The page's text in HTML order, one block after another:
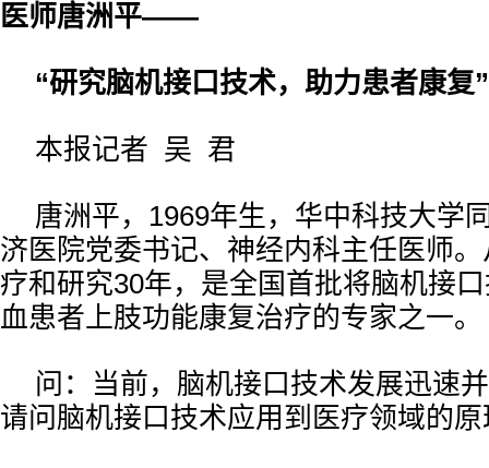
医师唐洲平——
“研究脑机接口技术，助力患者康复”
本报记者 吴 君
唐洲平，1969年生，华中科技大学
济医院党委书记、神经内科主任医师
疗和研究30年，是全国首批将脑机接
血患者上肢功能康复治疗的专家之一。
问：当前，脑机接口技术发展迅速
请问脑机接口技术应用到医疗领域的